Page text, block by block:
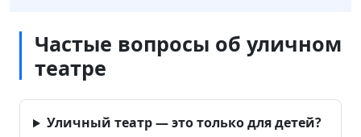
Частые вопросы об уличном
театре
Уличный театр — это только для детей?